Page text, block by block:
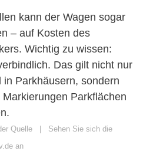
kann der Wagen sogar
– auf Kosten des
Wichtig zu wissen:
Das gilt nicht nur
Parkhäusern, sondern
Parkflächen
Quelle | Sehen Sie sich die
an